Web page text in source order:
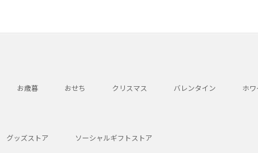
お歳暮 おせち クリスマス バレンタイン ホ
グッズストア ソーシャルギフトストア